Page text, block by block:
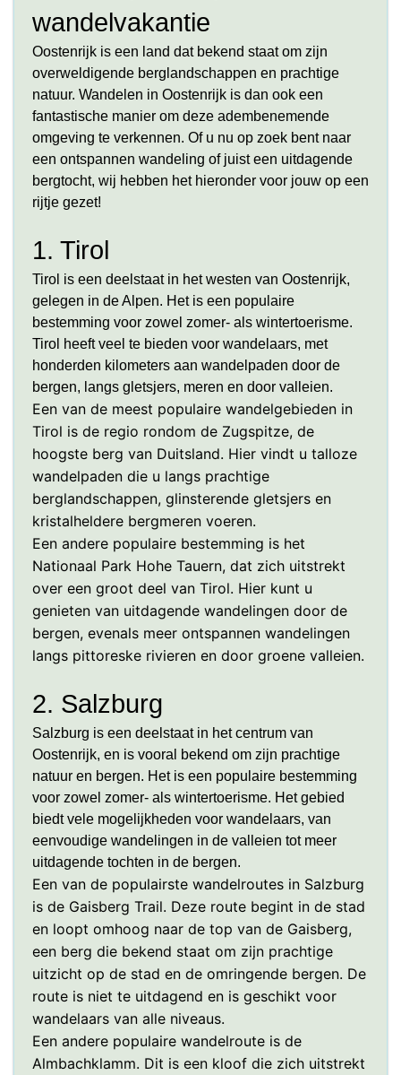
wandelvakantie
Oostenrijk is een land dat bekend staat om zijn
overweldigende berglandschappen en prachtige
natuur. Wandelen in Oostenrijk is dan ook een
fantastische manier om deze adembenemende
omgeving te verkennen. Of u nu op zoek bent naar
een ontspannen wandeling of juist een uitdagende
bergtocht, wij hebben het hieronder voor jouw op een
rijtje gezet!
1. Tirol
Tirol is een deelstaat in het westen van Oostenrijk,
gelegen in de Alpen. Het is een populaire
bestemming voor zowel zomer- als wintertoerisme.
Tirol heeft veel te bieden voor wandelaars, met
honderden kilometers aan wandelpaden door de
bergen, langs gletsjers, meren en door valleien.
Een van de meest populaire wandelgebieden in
Tirol is de regio rondom de Zugspitze, de
hoogste berg van Duitsland. Hier vindt u talloze
wandelpaden die u langs prachtige
berglandschappen, glinsterende gletsjers en
kristalheldere bergmeren voeren.
Een andere populaire bestemming is het
Nationaal Park Hohe Tauern, dat zich uitstrekt
over een groot deel van Tirol. Hier kunt u
genieten van uitdagende wandelingen door de
bergen, evenals meer ontspannen wandelingen
langs pittoreske rivieren en door groene valleien.
2. Salzburg
Salzburg is een deelstaat in het centrum van
Oostenrijk, en is vooral bekend om zijn prachtige
natuur en bergen. Het is een populaire bestemming
voor zowel zomer- als wintertoerisme. Het gebied
biedt vele mogelijkheden voor wandelaars, van
eenvoudige wandelingen in de valleien tot meer
uitdagende tochten in de bergen.
Een van de populairste wandelroutes in Salzburg
is de Gaisberg Trail. Deze route begint in de stad
en loopt omhoog naar de top van de Gaisberg,
een berg die bekend staat om zijn prachtige
uitzicht op de stad en de omringende bergen. De
route is niet te uitdagend en is geschikt voor
wandelaars van alle niveaus.
Een andere populaire wandelroute is de
Almbachklamm. Dit is een kloof die zich uitstrekt